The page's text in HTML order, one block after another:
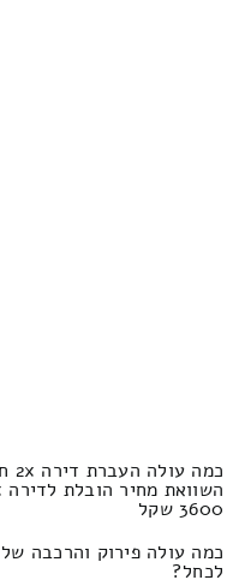
כמה עולה העברת דירה 2x חדרים מירושלים לכחל?
3600 שקל
לכחל?